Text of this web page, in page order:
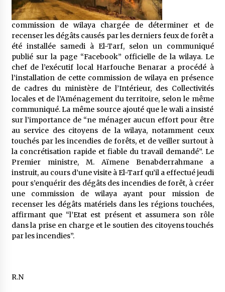
algérien)
5 ans ago
Rencontre nocturne dans le désert (Un conte
touareg)
5 ans ago
Un conte targui/ Quand la tête est vide
5 ans ago
Tradition orale/ D’où viennent les contes et à
quoi servent-ils?
5 ans ago
commission de wilaya chargée de déterminer et de
recenser les dégâts causés par les derniers feux de forêt a
été installée samedi à El-Tarf, selon un communiqué
publié sur la page “Facebook” officielle de la wilaya. Le
chef de l’exécutif local Harfouche Benarar a procédé à
l’installation de cette commission de wilaya en présence
de cadres du ministère de l’Intérieur, des Collectivités
locales et de l’Aménagement du territoire, selon le même
communiqué. La même source ajouté que le wali a insisté
sur l’importance de “ne ménager aucun effort pour être
au service des citoyens de la wilaya, notamment ceux
touchés par les incendies de forêts, et de veiller surtout à
la concrétisation rapide et fiable du travail demandé”. Le
Premier ministre, M. Aïmene Benabderrahmane a
instruit, au cours d’une visite à El-Tarf qu’il a effectué jeudi
pour s’enquérir des dégâts des incendies de forêt, à créer
une commission de wilaya ayant pour mission de
recenser les dégâts matériels dans les régions touchées,
affirmant que “l’Etat est présent et assumera son rôle
dans la prise en charge et le soutien des citoyens touchés
par les incendies”.
R.N